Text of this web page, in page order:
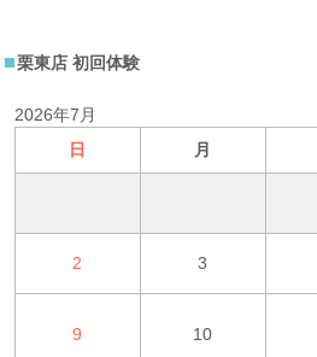
栗東店 初回体験
2026年7月
日
月
2 3
9 10